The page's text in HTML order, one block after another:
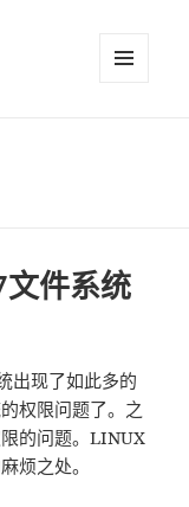
件系统
出现了如此多的
权限问题了。之
的问题。LINUX
烦之处。
植的权限问题